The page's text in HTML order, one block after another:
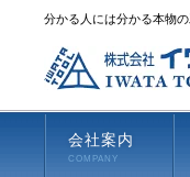
分かる人には分かる本物
会社案内
COMPANY